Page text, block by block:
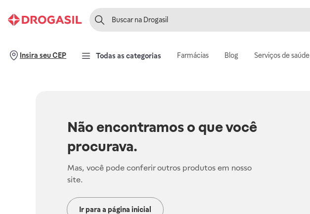
Insira seu CEP Todas as categorias Farmácias Blog Serviços de saúde
Não encontramos o que você
procurava.
Mas, você pode conferir outros produtos em nosso
site.
Ir para a página inicial